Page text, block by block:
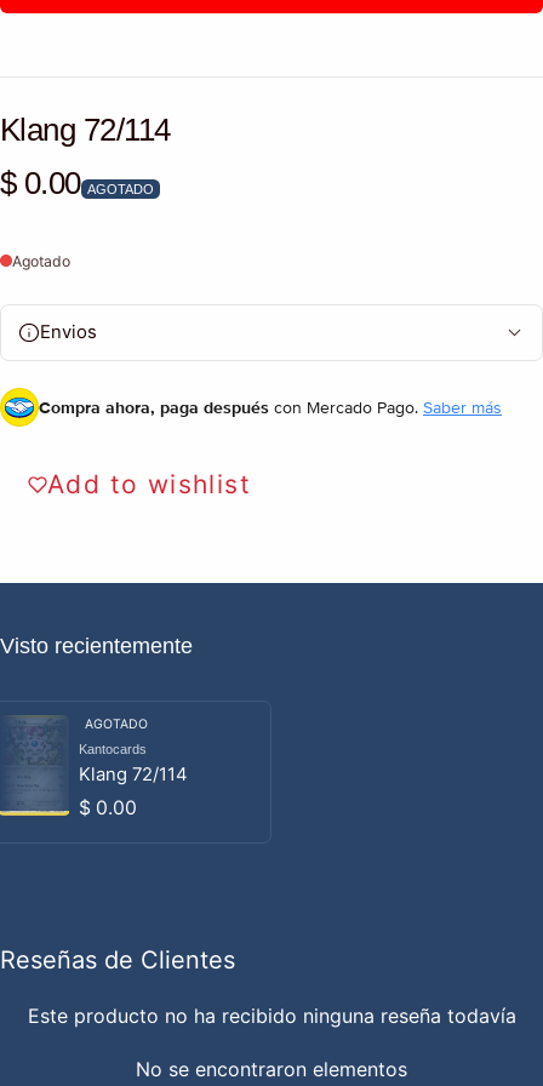
Klang 72/114
Precio habitual
$ 0.00 AGOTADO
Agotado
Envios
Compra ahora, paga después con Mercado Pago. Saber más
Add to wishlist
Visto recientemente
AGOTADO
Proveedor:
Kantocards
Klang 72/114
Precio habitual
$ 0.00
Reseñas de Clientes
Este producto no ha recibido ninguna reseña todavía
No se encontraron elementos